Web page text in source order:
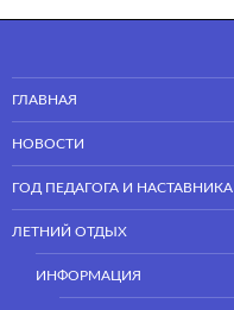
ГЛАВНАЯ
НОВОСТИ
ГОД ПЕДАГОГА И НАСТАВНИКА
ЛЕТНИЙ ОТДЫХ
ИНФОРМАЦИЯ